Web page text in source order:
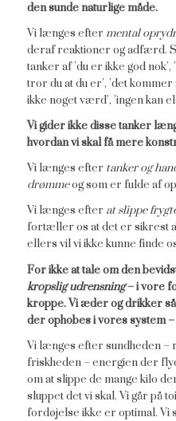
den sunde naturlige måde.
Vi længes efter mental
deraf reaktioner og adfærd.
tanker af ’du er ikke god nok’,
tror du at du er’, ’det
ikke noget værd’, ’ingen kan
Vi gider ikke disse tanker
hvordan vi skal få mere
Vi længes efter tanker og
drømmeog som er fulde af
Vi længes efter at slippe
fortæller os at det er sikrest
ellers vil vi ikke kunne finde
For ikke at tale om den
kropslig udrensning– i vore
kroppe. Vi æder og drikker
der ophobes i vores system
Vi længes efter sundheden –
friskheden – energien der
om at slippe de mange kilo
sluppet det vi skal. Vi går på
fordøjelse ikke er optimal. Vi